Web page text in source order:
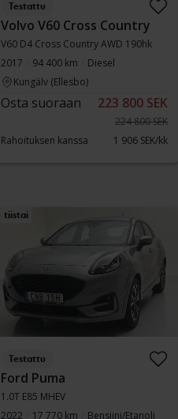
Testattu
Volvo V60 Cross Country
V60 D4 Cross Country AWD 190hk
2017
94 400 km
Diesel
Kungälv (Ellesbo)
Osta suoraan 223 800 SEK
224 800 SEK
Rahoituksen kanssa
1 906 SEK/kk
tiistai
Testattu
Ford Puma
1.0T E85 MHEV
2022
17 770 km Bensiini/Etanoli